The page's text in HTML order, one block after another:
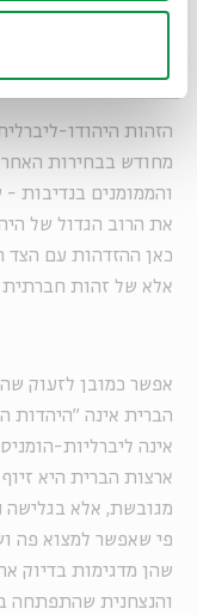
שמתעורר בהם הוא
הזהות היהודו-
מחודש בבחירות
והממומנים בנדיבות -
את הרוב הגדול של
כאן ההזדהות עם הצד
אלא של זהות חברתית
אפשר כמובן לזעוק
הברית אינה "היהדות
אינה ליברליות-
ארצות הברית היא
מגובשת, אלא בגלישה
פי שאפשר למצוא פה
שהן מדגימות בדיוק
והנצחנית שהתפתחה